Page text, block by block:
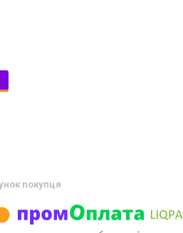
покупця